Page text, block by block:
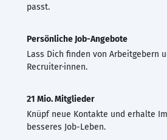
passt.
Persönliche Job-Angebote
Lass Dich finden von Arbeitgebern
Recruiter·innen.
21 Mio. Mitglieder
Knüpf neue Kontakte und erhalte
besseres Job-Leben.